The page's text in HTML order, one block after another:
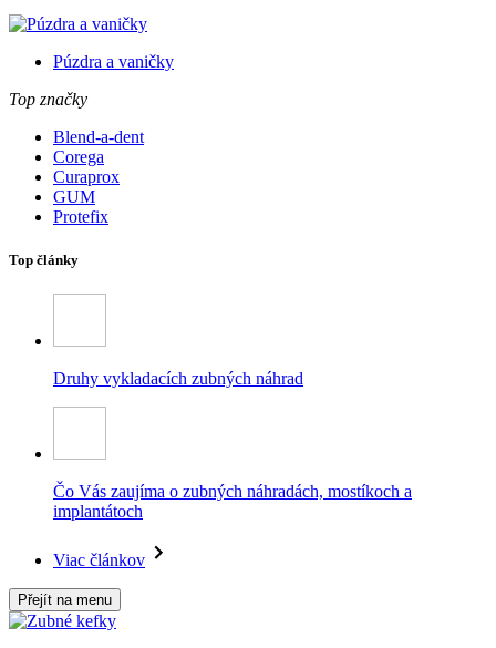
Púzdra a vaničky
Top značky
Blend-a-dent
Corega
Curaprox
GUM
Protefix
Top články
Druhy vykladacích zubných náhrad
Čo Vás zaujíma o zubných náhradách, mostíkoch a
implantátoch
Viac článkov
Přejít na menu